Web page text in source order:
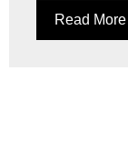
Read More